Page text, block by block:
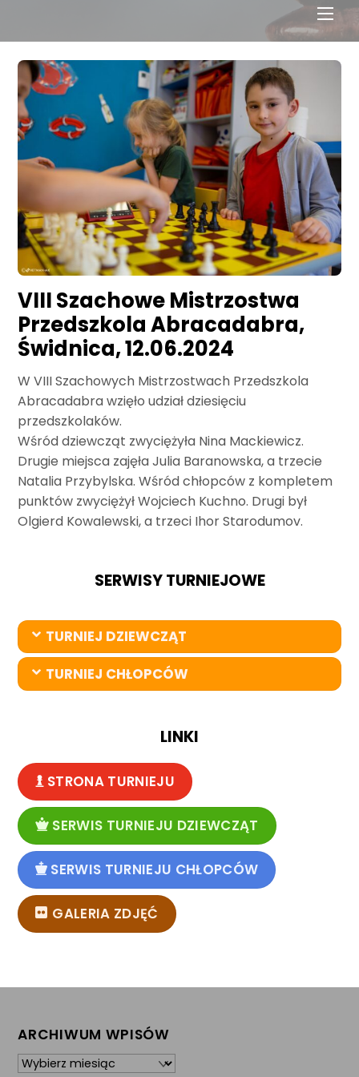
VIII Szachowe Mistrzostwa
Przedszkola Abracadabra,
Świdnica, 12.06.2024
W VIII Szachowych Mistrzostwach Przedszkola
Abracadabra wzięło udział dziesięciu
przedszkolaków.
Wśród dziewcząt zwyciężyła Nina Mackiewicz.
Drugie miejsca zajęła Julia Baranowska, a trzecie
Natalia Przybylska. Wśród chłopców z kompletem
punktów zwyciężył Wojciech Kuchno. Drugi był
Olgierd Kowalewski, a trzeci Ihor Starodumov.
SERWISY TURNIEJOWE
TURNIEJ DZIEWCZĄT
TURNIEJ CHŁOPCÓW
LINKI
STRONA TURNIEJU
SERWIS TURNIEJU DZIEWCZĄT
SERWIS TURNIEJU CHŁOPCÓW
GALERIA ZDJĘĆ
ARCHIWUM WPISÓW
Archiwum